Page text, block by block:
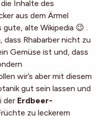
Inhalte des
aus dem Ärmel
alte Wikipedia 😉 .
dass Rhabarber nicht zu
Gemüse ist und, dass
wir’s aber mit diesem
gut sein lassen und
der Erdbeer-
zu leckerem